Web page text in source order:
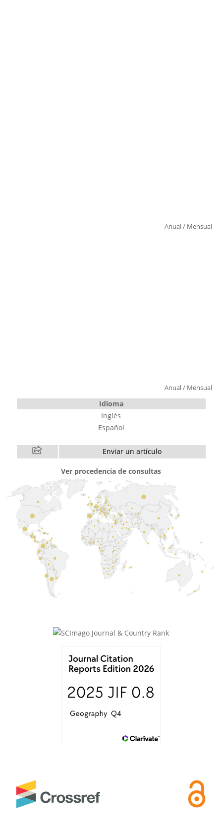
Anual/ Mensual
Anual/ Mensual
Idioma
Inglés
Español
Enviar un artículo
Ver procedencia de consultas